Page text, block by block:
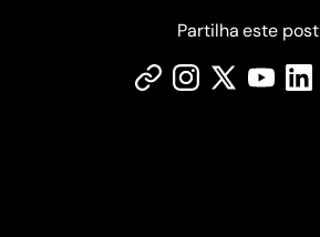
Partilha este post